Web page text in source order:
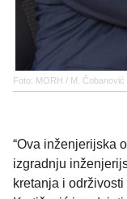
Foto: MORH / M. Čobanović
“Ova inženjerijska
izgradnju
kretanja i